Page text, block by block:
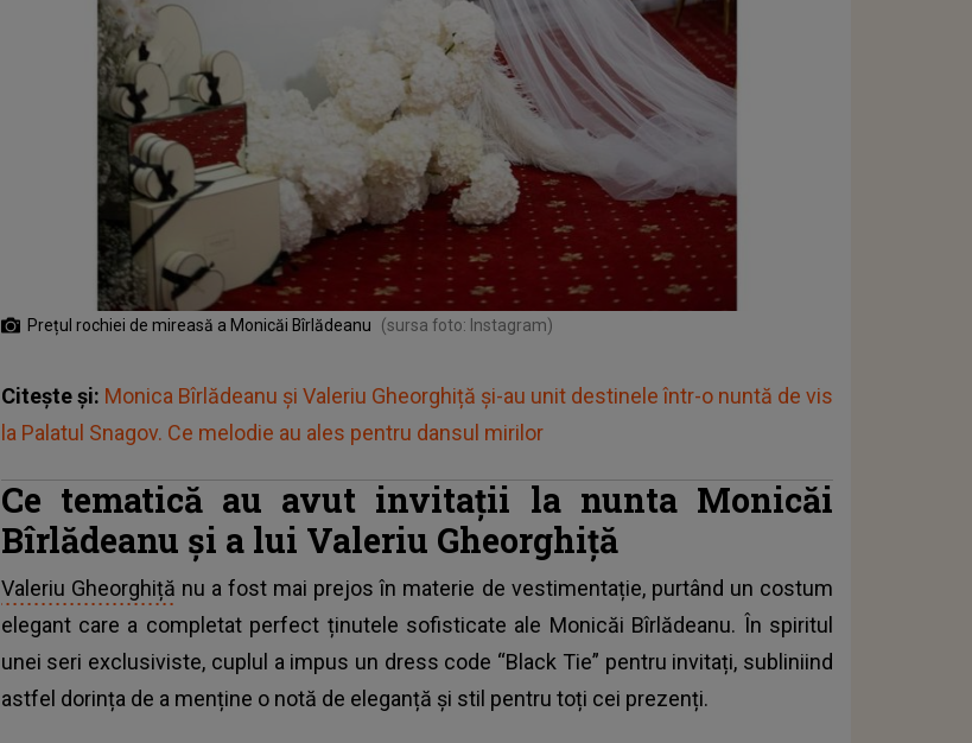
Prețul rochiei de mireasă a Monicăi Bîrlădeanu (sursa foto: Instagram)
Citește și: Monica Bîrlădeanu și Valeriu Gheorghiță și-au unit destinele într-o nuntă de vis
la Palatul Snagov. Ce melodie au ales pentru dansul mirilor
Ce tematică au avut invitații la nunta Monicăi
Bîrlădeanu și a lui Valeriu Gheorghiță
Valeriu Gheorghiță nu a fost mai prejos în materie de vestimentație, purtând un costum
elegant care a completat perfect ținutele sofisticate ale Monicăi Bîrlădeanu. În spiritul
unei seri exclusiviste, cuplul a impus un dress code “Black Tie” pentru invitați, subliniind
astfel dorința de a menține o notă de eleganță și stil pentru toți cei prezenți.